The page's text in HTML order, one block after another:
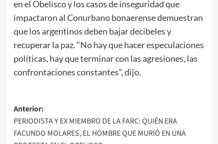
en el Obelisco y los casos de inseguridad que
impactaron al Conurbano bonaerense demuestran
que los argentinos deben bajar decibeles y
recuperar la paz. “No hay que hacer especulaciones
políticas, hay que terminar con las agresiones, las
confrontaciones constantes”, dijo.
Navegación
de
Anterior:
PERIODISTA Y EX MIEMBRO DE LA FARC: QUIÉN ERA
FACUNDO MOLARES, EL HOMBRE QUE MURIÓ EN UNA